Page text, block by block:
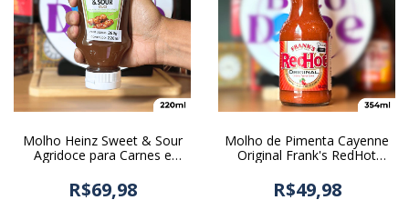
Molho Heinz Sweet & Sour
Agridoce para Carnes e
R$69,98
Molho de Pimenta Cayenne
Original Frank's RedHot
R$49,98